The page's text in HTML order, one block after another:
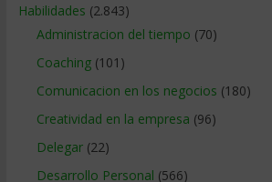
Habilidades (2.843)
Administracion del tiempo (70)
Coaching(101)
Comunicacion en los negocios (180)
Creatividad en la empresa (96)
Delegar(22)
Desarrollo Personal (566)